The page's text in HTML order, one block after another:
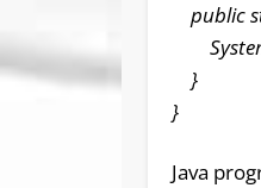
public
}
}
Java